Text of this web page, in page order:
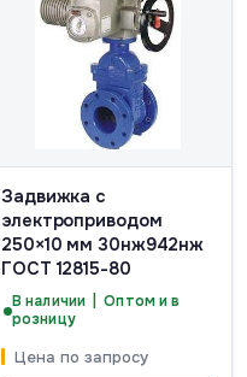
Задвижка с
электроприводом
250×10 мм 30нж942нж
ГОСТ 12815-80
В наличии | Оптом и в
розницу
Цена по запросу